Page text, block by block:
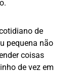
de
pequena não
coisas
de vez em